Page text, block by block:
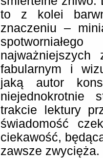
to z kolei
znaczeniu –
fabularnym i
jaką autor
niejednokrotnie
trakcie lektury
świadomość
ciekawość,
zawsze zwycięża.